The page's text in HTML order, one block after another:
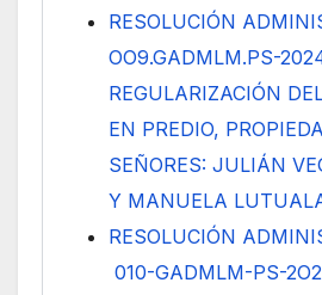
RESOLUCIÓN
OO9.GADMLM.PS-
REGULARIZACIÓN
EN PREDIO,
SEÑORES: JULIÁN
Y MANUELA
RESOLUCIÓN
010-GADMLM-PS-